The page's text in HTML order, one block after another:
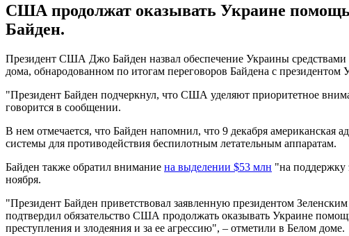
США продолжат оказывать Украине помощь
Байден.
Президент США Джо Байден назвал обеспечение Украины
дома, обнародованном по итогам переговоров Байдена с
"Президент Байден подчеркнул, что США уделяют приоритетное
говорится в сообщении.
В нем отмечается, что Байден напомнил, что 9 декабря
системы для противодействия беспилотным летательным аппаратам.
Байден также обратил внимание на выделении $53 млн "на поддержку
ноября.
"Президент Байден приветствовал заявленную президентом
подтвердил обязательство США продолжать оказывать Украине
преступления и злодеяния и за ее агрессию", – отметили в Белом доме.